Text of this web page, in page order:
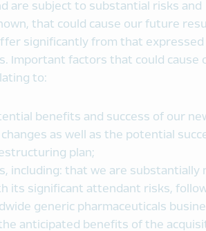
are subject to substantial risks and
that could cause our future
significantly from that expressed
Important factors that could cause
to:
benefits and success of our
as well as the potential
plan;
including: that we are substantially
its significant attendant risks,
generic pharmaceuticals
anticipated benefits of the